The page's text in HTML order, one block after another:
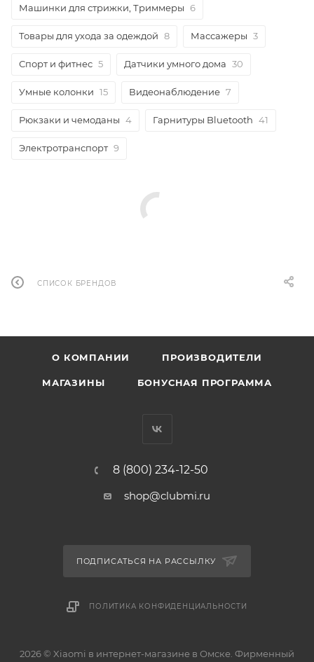
Машинки для стрижки, Триммеры 6
Товары для ухода за одеждой 8 Массажеры 3
Спорт и фитнес 5 Датчики умного дома 30
Умные колонки 15 Видеонаблюдение 7
Рюкзаки и чемоданы 4 Гарнитуры Bluetooth 41
Электротранспорт 9
СПИСОК БРЕНДОВ
О КОМПАНИИ ПРОИЗВОДИТЕЛИ
МАГАЗИНЫ БОНУСНАЯ ПРОГРАММА
8 (800) 234-12-50
shop@clubmi.ru
ПОДПИСАТЬСЯ НА РАССЫЛКУ
ПОЛИТИКА КОНФИДЕНЦИАЛЬНОСТИ
2026 © Xiaomi в интернет-магазине в Омске. Фирменный